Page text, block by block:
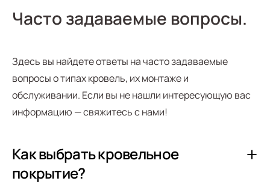
Часто задаваемые вопросы.
Здесь вы найдете ответы на часто задаваемые
вопросы о типах кровель, их монтаже и
обслуживании. Если вы не нашли интересующую вас
информацию — свяжитесь с нами!
Как выбрать кровельное
покрытие?